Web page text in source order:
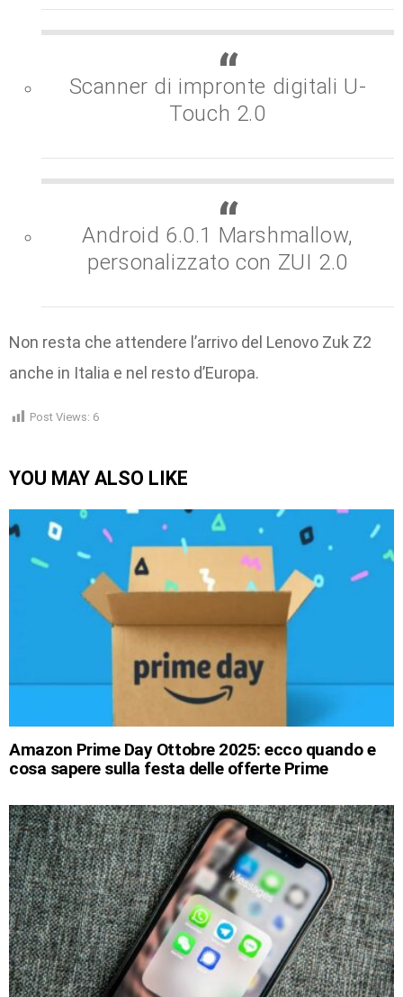
Scanner di impronte digitali U-
Touch 2.0
Android 6.0.1 Marshmallow,
personalizzato con ZUI 2.0
Non resta che attendere l’arrivo del Lenovo Zuk Z2
anche in Italia e nel resto d’Europa.
Post Views: 6
YOU MAY ALSO LIKE
Amazon Prime Day Ottobre 2025: ecco quando e
cosa sapere sulla festa delle offerte Prime